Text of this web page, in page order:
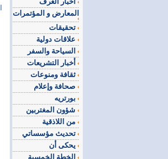
المعارض و المؤتمرات
تحقيقات
ثقافة ومنوعات
تحديث مؤسساتي